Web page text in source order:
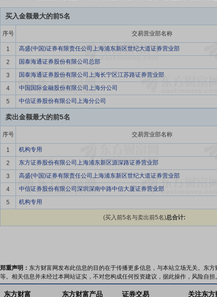
买入金额最大的前5名
序号 交易营业部名称
1
高盛(中国)证券有限责任公司上海浦东新区世纪大道证券营业部
2
国泰海通证券股份有限公司总部
3
国泰海通证券股份有限公司上海长宁区江苏路证券营业部
4
中国国际金融股份有限公司上海分公司
5
中信证券股份有限公司上海分公司
卖出金额最大的前5名
序号 交易营业部名称
1
机构专用
2
东方证券股份有限公司上海浦东新区源深路证券营业部
3
高盛(中国)证券有限责任公司上海浦东新区世纪大道证券营业部
4
中信证券股份有限公司深圳深南中路中信大厦证券营业部
5
机构专用
(买入前5名与卖出前5名)总合计:
郑重声明： 东方财富网发布此信息的目的在于传播更多信息，与本站立场无关。东
等。相关信息并未经过本网站证实，不对您构成任何投资建议，据此操作，风险自担